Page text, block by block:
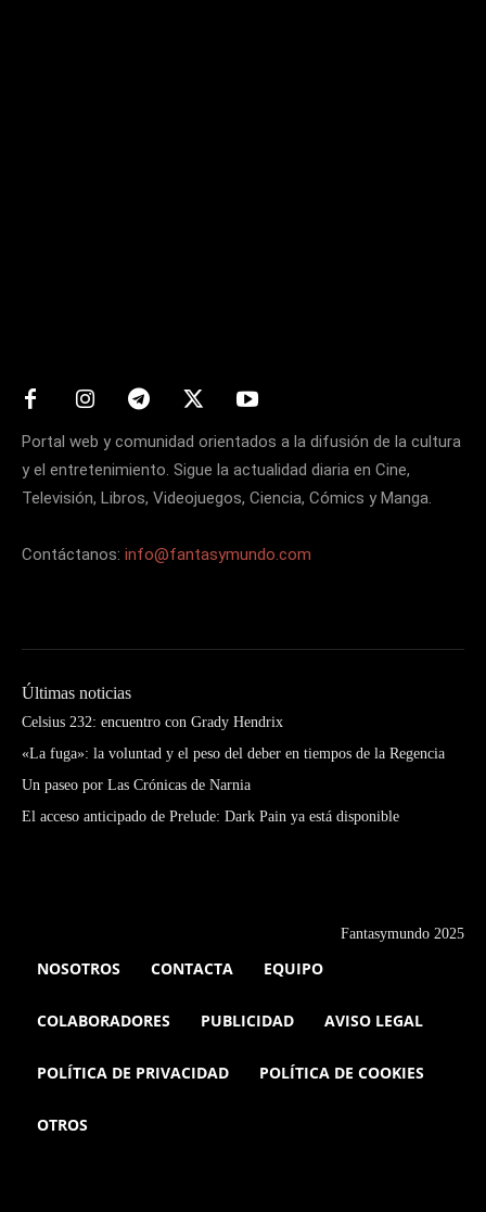
Portal web y comunidad orientados a la difusión de la cultura
y el entretenimiento. Sigue la actualidad diaria en Cine,
Televisión, Libros, Videojuegos, Ciencia, Cómics y Manga.
Contáctanos: info@fantasymundo.com
Últimas noticias
Celsius 232: encuentro con Grady Hendrix
«La fuga»: la voluntad y el peso del deber en tiempos de la Regencia
Un paseo por Las Crónicas de Narnia
El acceso anticipado de Prelude: Dark Pain ya está disponible
Fantasymundo 2025
NOSOTROS CONTACTA EQUIPO
COLABORADORES PUBLICIDAD AVISO LEGAL
POLÍTICA DE PRIVACIDAD POLÍTICA DE COOKIES
OTROS